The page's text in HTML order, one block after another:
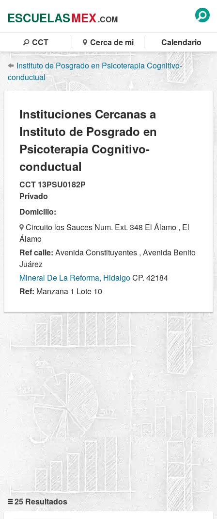
ESCUELASMEX.COM
CCT Cerca de mi Calendario
Instituto de Posgrado en Psicoterapia Cognitivo-
conductual
Instituciones Cercanas a
Instituto de Posgrado en
Psicoterapia Cognitivo-
conductual
CCT 13PSU0182P
Privado
Domicilio:
Circuito los Sauces Num. Ext. 348 El Álamo , El
Álamo
Ref calle: Avenida Constituyentes , Avenida Benito
Juárez
Mineral De La Reforma, HidalgoCP. 42184
Ref: Manzana 1 Lote 10
25 Resultados